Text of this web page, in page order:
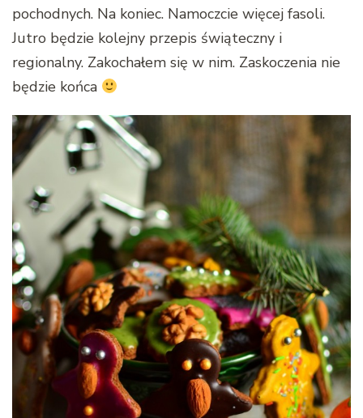
pochodnych. Na koniec. Namoczcie więcej fasoli.
Jutro będzie kolejny przepis świąteczny i
regionalny. Zakochałem się w nim. Zaskoczenia nie
będzie końca